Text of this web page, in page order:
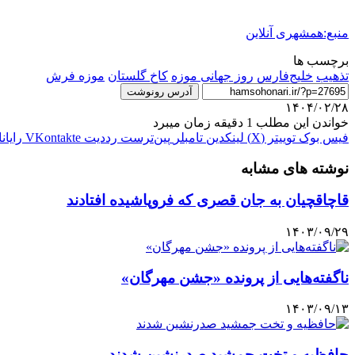
منبع:همشهری آنلاین
برچسب ها
تذهیب خلیج‌فارس روز جهانی موزه كاخ گلستان موزه فرش
آدرس رونوشت
۱۴۰۴/۰۲/۲۸
خواندن این مطلب 1 دقیقه زمان میبرد
فیس بوک توییتر (X) لینکدین ‫تامبلر ‫پین‌ترست ‫رددیت ‫VKontakte
نوشته های مشابه
قاچاقچیان به جان قصری که فروپاشیده افتادند
۱۴۰۳/۰۹/۲۹
ناگفته‌هایی از پرونده «جشن مهرگان»
۱۴۰۳/۰۹/۱۳